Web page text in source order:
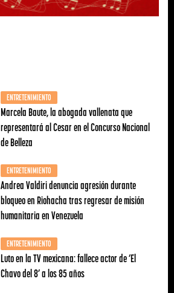
ENTRETENIMIENTO
Marcela Baute, la abogada vallenata que
representará al Cesar en el Concurso Nacional
de Belleza
ENTRETENIMIENTO
Andrea Valdiri denuncia agresión durante
bloqueo en Riohacha tras regresar de misión
humanitaria en Venezuela
ENTRETENIMIENTO
Luto en la TV mexicana: fallece actor de ‘El
Chavo del 8’ a los 85 años